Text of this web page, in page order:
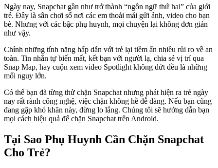
Ngày nay, Snapchat gần như trở thành “ngôn ngữ thứ hai” của giới
trẻ. Đây là sân chơi số nơi các em thoải mái gửi ảnh, video cho bạn
bè. Nhưng với các bậc phụ huynh, mọi chuyện lại không đơn giản
như vậy.
Chính những tính năng hấp dẫn với trẻ lại tiềm ẩn nhiều rủi ro về an
toàn. Tin nhắn tự biến mất, kết bạn với người lạ, chia sẻ vị trí qua
Snap Map, hay cuộn xem video Spotlight không dứt đều là những
mối nguy lớn.
Có thể bạn đã từng thử chặn Snapchat nhưng phát hiện ra trẻ ngày
nay rất rành công nghệ, việc chặn không hề dễ dàng. Nếu bạn cũng
đang gặp khó khăn này, đừng lo lắng. Chúng tôi sẽ hướng dẫn bạn
mọi cách hiệu quả để chặn Snapchat trên Android.
Tại Sao Phụ Huynh Cần Chặn Snapchat
Cho Trẻ?